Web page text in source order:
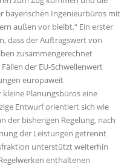
bayerischen Ingenieurbüros mit
außen vor bleibt.“ Ein erster
dass der Auftragswert von
zusammengerechnet
der EU-Schwellenwert
europaweit
Planungsbüros eine
Entwurf orientiert sich wie
der bisherigen Regelung, nach
der Leistungen getrennt
unterstützt weiterhin
enthaltenen